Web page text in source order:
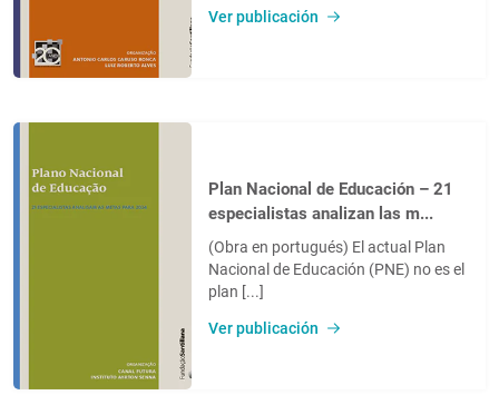
Ver publicación
Plan Nacional de Educación – 21
especialistas analizan las m...
(Obra en portugués) El actual Plan
Nacional de Educación (PNE) no es el
plan [...]
Ver publicación